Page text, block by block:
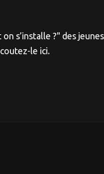
s’installe ?" des
le ici.